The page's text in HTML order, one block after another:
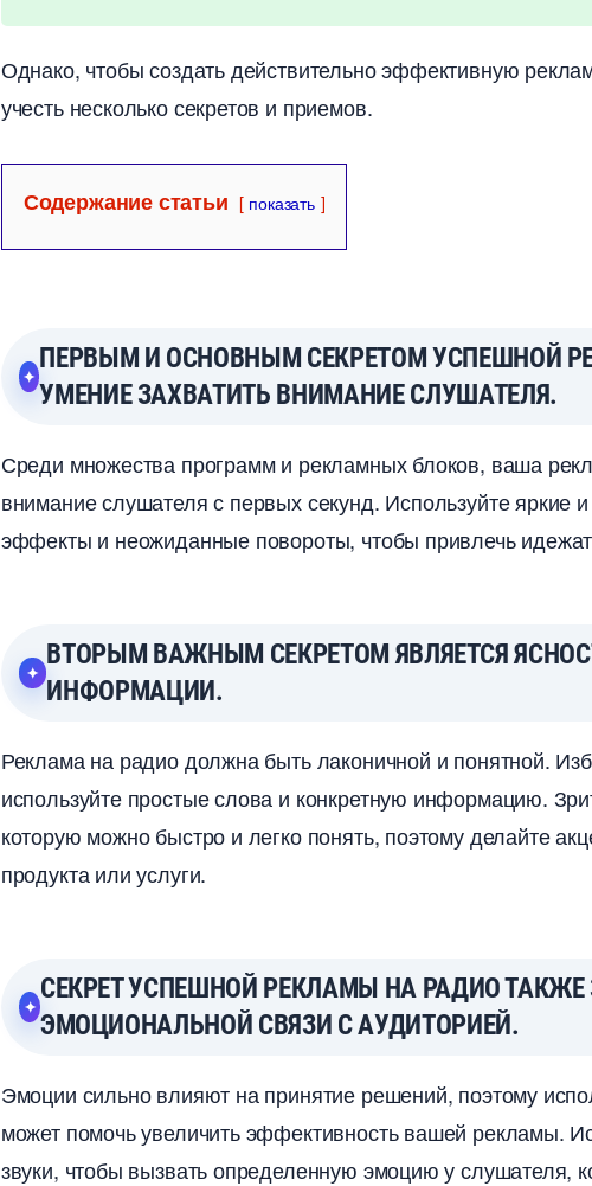
Однако, чтобы создать действительно эффективную
учесть несколько секретов и приемов.
Содержание статьи показать
ПЕРВЫМ И ОСНОВНЫМ СЕКРЕТОМ УСПЕШНОЙ
УМЕНИЕ ЗАХВАТИТЬ ВНИМАНИЕ СЛУШАТЕЛЯ.
Среди множества программ и рекламных блоков, ваша
нимание слушателя с первых секунд. Используйте яркие
эффекты и неожиданные повороты, чтобы привлечь
ТОРЫМ ВАЖНЫМ СЕКРЕТОМ ЯВЛЯЕТСЯ
ИНФОРМАЦИИ.
Реклама на радио должна быть лаконичной и понятной.
используйте простые слова и конкретную информацию.
которую можно быстро и легко понять, поэтому делайте
продукта или услуги.
СЕКРЕТ УСПЕШНОЙ РЕКЛАМЫ НА РАДИО
ЭМОЦИОНАЛЬНОЙ СВЯЗИ С АУДИТОРИЕЙ.
Эмоции сильно влияют на принятие решений, поэтому
может помочь увеличить эффективность вашей рекламы.
звуки, чтобы вызвать определенную эмоцию у слушателя,